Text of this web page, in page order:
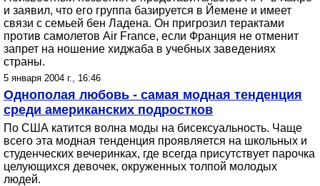
и заявил, что его группа базируется в Йемене и имеет
связи с семьей бен Ладена. Он пригрозил терактами
против самолетов Air France, если Франция не отменит
запрет на ношение хиджаба в учебных заведениях
страны.
5 января 2004 г., 16:46
Однополая любовь - самая модная тенденция
среди американских подростков
По США катится волна моды на бисексуальность. Чаще
всего эта модная тенденция проявляется на школьных и
студенческих вечеринках, где всегда присутствует парочка
целующихся девочек, окруженных толпой молодых
людей.